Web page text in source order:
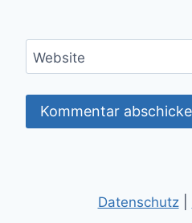
Website
Datenschutz|